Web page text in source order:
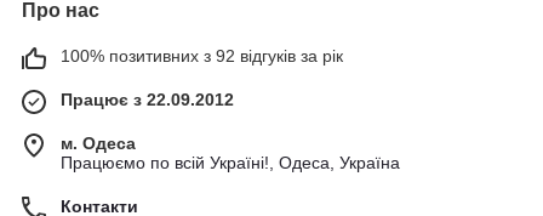
Про нас
100% позитивних з 92 відгуків за рік
Працює з 22.09.2012
м. Одеса
Працюємо по всій Україні!, Одеса, Україна
Контакти